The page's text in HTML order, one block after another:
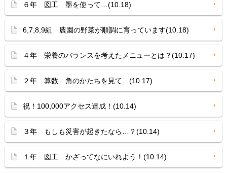
６年 図工 墨を使って…(10.18)
6,7,8,9組 農園の野菜が順調に育っています(10.18)
４年 栄養のバランスを考えたメニューとは？(10.17)
２年 算数 角のかたちを見て…(10.17)
祝！100,000アクセス達成！(10.14)
３年 もしも災害が起きたなら…？(10.14)
１年 図工 かざってなにいれよう！(10.14)